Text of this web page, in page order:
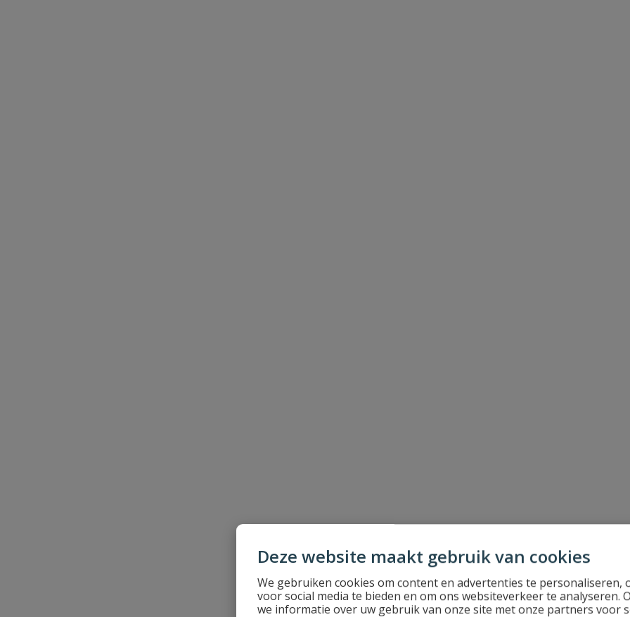
Deze website maakt gebruik van cookies
We gebruiken cookies om content en advertenties te personaliseren,
voor social media te bieden en om ons websiteverkeer te analyseren.
we informatie over uw gebruik van onze site met onze partners voor